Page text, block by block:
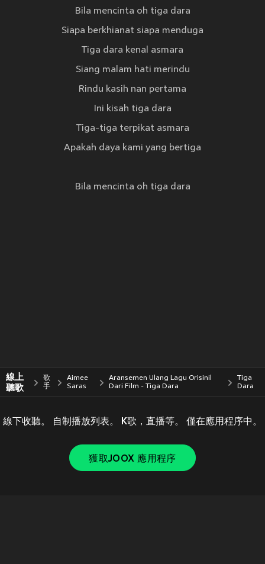
Bila mencinta oh tiga dara
Siapa berkhianat siapa menduga
Tiga dara kenal asmara
Siang malam hati merindu
Rindu kasih nan pertama
Ini kisah tiga dara
Tiga-tiga terpikat asmara
Apakah daya kami yang bertiga
Bila mencinta oh tiga dara
線上
聽歌
歌
手
Aimee
Saras
Aransemen Ulang Lagu Orisinil
Dari Film - Tiga Dara
Tiga
Dara
線下收聽。 自制播放列表。 K歌，直播等。 僅在應用程序中。
獲取JOOX 應用程序